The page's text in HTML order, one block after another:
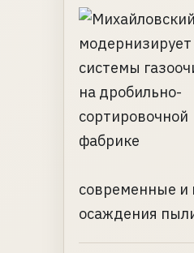
современные и
осаждения